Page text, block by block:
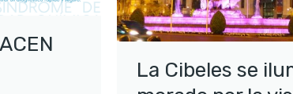
La Cibeles se